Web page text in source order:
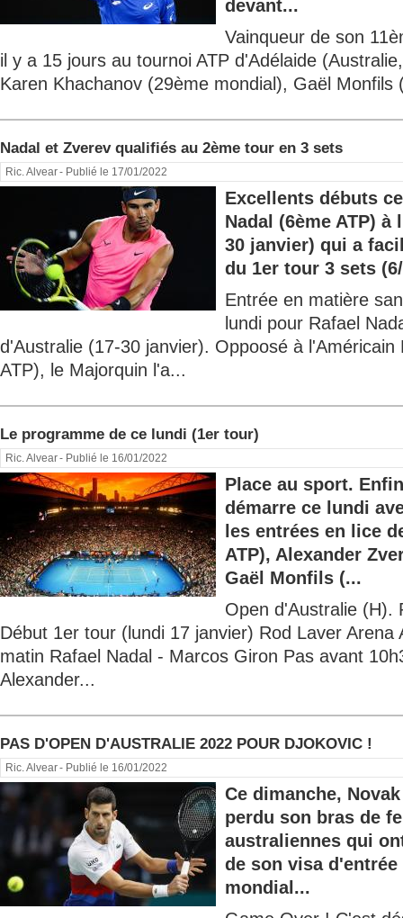
devant...
Vainqueur de son
il y a 15 jours au tournoi ATP d'Adélaide
Karen Khachanov (29ème mondial), Gaël Monfils
Nadal et Zverev qualifiés au 2ème tour en 3 sets
Ric. Alvear- Publié le 17/01/2022
Excellents débuts
Nadal (6ème ATP)
30 janvier) qui a
du 1er tour 3 sets
Entrée en matière
lundi pour Rafael
d'Australie (17-30 janvier). Oppoosé à
ATP), le Majorquin l'a...
Le programme de ce lundi (1er tour)
Ric. Alvear- Publié le 16/01/2022
Place au sport.
démarre ce lundi
les entrées en lice
ATP), Alexander
Gaël Monfils (...
Open d'Australie (H).
Début 1er tour (lundi 17 janvier) Rod Laver Arena
matin Rafael Nadal - Marcos Giron Pas avant
Alexander...
PAS D'OPEN D'AUSTRALIE 2022 POUR DJOKOVIC !
Ric. Alvear- Publié le 16/01/2022
Ce dimanche,
perdu son bras de
australiennes qui
de son visa d'entrée
mondial...